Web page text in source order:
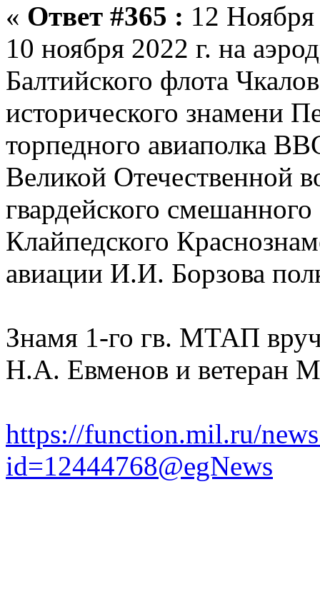
« Ответ #365 : 12
10 ноября 2022 г. на
Балтийского флота
исторического знамени
торпедного авиаполка
Великой Отечественной
гвардейского
Клайпедского
авиации И.И. Борзова
Знамя 1-го гв. МТАП
Н.А. Евменов и ветеран
https://function.mil.ru/
id=12444768@egNews